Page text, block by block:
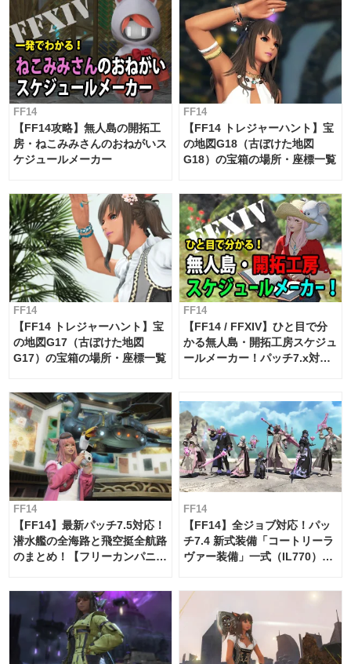
FF14
【FF14攻略】無人島の開拓工
房・ねこみみさんのおねがいス
ケジュールメーカー
FF14
【FF14 トレジャーハント】宝
の地図G18（古ぼけた地図
G18）の宝箱の場所・座標一覧
FF14
【FF14 トレジャーハント】宝
の地図G17（古ぼけた地図
G17）の宝箱の場所・座標一覧
FF14
【FF14 / FFXIV】ひと目で分
かる無人島・開拓工房スケジュ
ールメーカー！パッチ7.x対応
FF14
【FF14】最新パッチ7.5対応！
潜水艦の全海路と飛空挺全航路
のまとめ！【フリーカンパニ
FF14
【FF14】全ジョブ対応！パッ
チ7.4 新式装備「コートリーラ
ヴァー装備」一式（IL770）の